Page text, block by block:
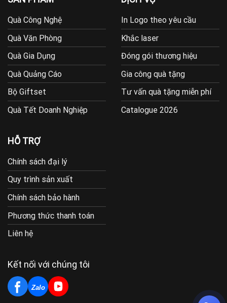
Quà Công Nghệ
Quà Văn Phòng
Quà Gia Dụng
Quà Quảng Cáo
Bộ Giftset
Quà Tết Doanh Nghiệp
In Logo theo yêu cầu
Khắc laser
Đóng gói thương hiệu
Gia công quà tặng
Tư vấn quà tặng miễn phí
Catalogue 2026
HỖ TRỢ
Chính sách đại lý
Quy trình sản xuất
Chính sách bảo hành
Phương thức thanh toán
Liên hệ
Kết nối với chúng tôi
Zalo